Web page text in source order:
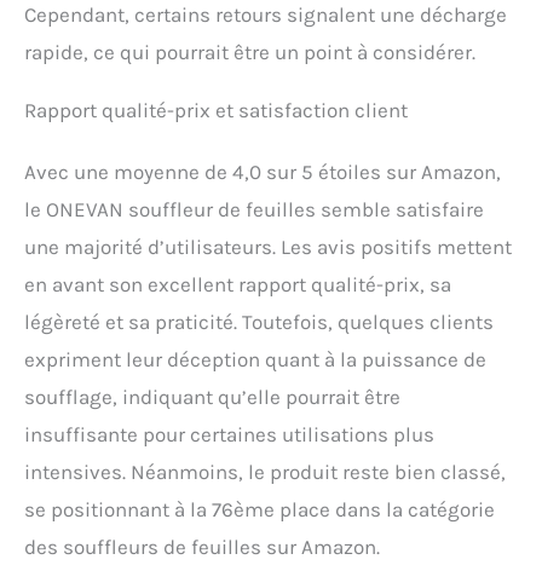
également un soutien
optimal. Vous ressentirez
30 % de fatigue en moins
permettant d'effectuer
maison et au jardin sans
sécurité avant tout -
Équipé de deux batteries
de jardinage efficace et
ininterrompu. Nos
d'une protection contre la
surchauffe pour garantir
La batterie doit refroidir
avant d'être rechargée. La
conception en nid d'abeille
de la partie inférieure du
souffleur batterie assure
Cependant, certains retours signalent une décharge
rapide, ce qui pourrait être un point à considérer.
Rapport qualité-prix et satisfaction client
Avec une moyenne de 4,0 sur 5 étoiles sur Amazon,
le ONEVAN souffleur de feuilles semble satisfaire
une majorité d’utilisateurs. Les avis positifs mettent
en avant son excellent rapport qualité-prix, sa
légèreté et sa praticité. Toutefois, quelques clients
expriment leur déception quant à la puissance de
soufflage, indiquant qu’elle pourrait être
insuffisante pour certaines utilisations plus
intensives. Néanmoins, le produit reste bien classé,
se positionnant à la 76ème place dans la catégorie
des souffleurs de feuilles sur Amazon.